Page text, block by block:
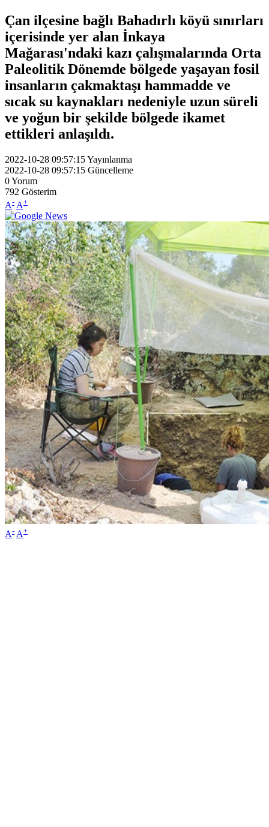
Çan ilçesine bağlı Bahadırlı köyü sınırları
içerisinde yer alan İnkaya
Mağarası'ndaki kazı çalışmalarında Orta
Paleolitik Dönemde bölgede yaşayan fosil
insanların çakmaktaşı hammadde ve
sıcak su kaynakları nedeniyle uzun süreli
ve yoğun bir şekilde bölgede ikamet
ettikleri anlaşıldı.
2022-10-28 09:57:15Yayınlanma
2022-10-28 09:57:15 Güncelleme
0Yorum
792 Gösterim
A- A+
A- A+